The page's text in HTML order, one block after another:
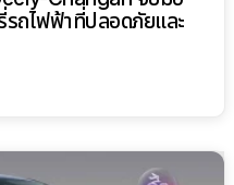
รถไฟฟ้าที่ปลอดภัยและ